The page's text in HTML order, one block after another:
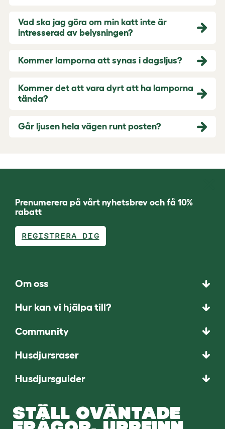
Vad ska jag göra om min katt inte är
intresserad av belysningen?
Kommer lamporna att synas i dagsljus?
Kommer det att vara dyrt att ha lamporna
tända?
Går ljusen hela vägen runt posten?
Prenumerera på vårt nyhetsbrev och få 10%
rabatt
REGISTRERA DIG
Om oss
Hur kan vi hjälpa till?
Community
Husdjursraser
Husdjursguider
STÄLL OVÄNTADE